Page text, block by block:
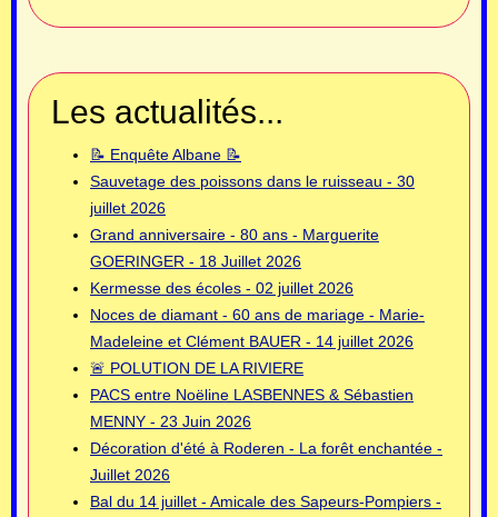
Les actualités...
📝 Enquête Albane 📝
Sauvetage des poissons dans le ruisseau - 30
juillet 2026
Grand anniversaire - 80 ans - Marguerite
GOERINGER - 18 Juillet 2026
Kermesse des écoles - 02 juillet 2026
Noces de diamant - 60 ans de mariage - Marie-
Madeleine et Clément BAUER - 14 juillet 2026
🚨 POLUTION DE LA RIVIERE
PACS entre Noëline LASBENNES & Sébastien
MENNY - 23 Juin 2026
Décoration d'été à Roderen - La forêt enchantée -
Juillet 2026
Bal du 14 juillet - Amicale des Sapeurs-Pompiers -